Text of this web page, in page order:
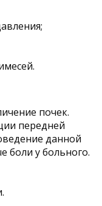
почек.
передней
данной
боли у больного.